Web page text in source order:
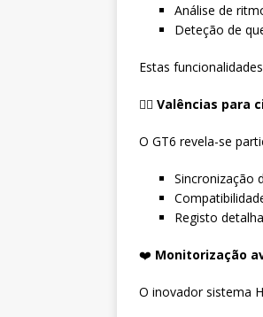
Análise de
Deteção de
Estas
🚴‍♀️ Valências para
O GT6 revela-se
Sincronização
Registo
❤️ Monitorização
O inovador sistema